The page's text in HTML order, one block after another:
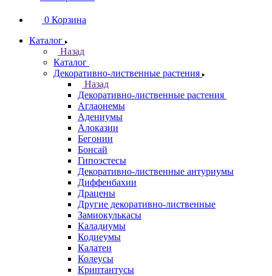
0 Корзина
Каталог
Назад
Каталог
Декоративно-лиственные растения
Назад
Декоративно-лиственные растения
Аглаонемы
Адениумы
Алоказии
Бегонии
Бонсай
Гипоэстесы
Декоративно-лиственные антуриумы
Диффенбахии
Драцены
Другие декоративно-лиственные
Замиокулькасы
Каладиумы
Кодиеумы
Калатеи
Колеусы
Криптантусы